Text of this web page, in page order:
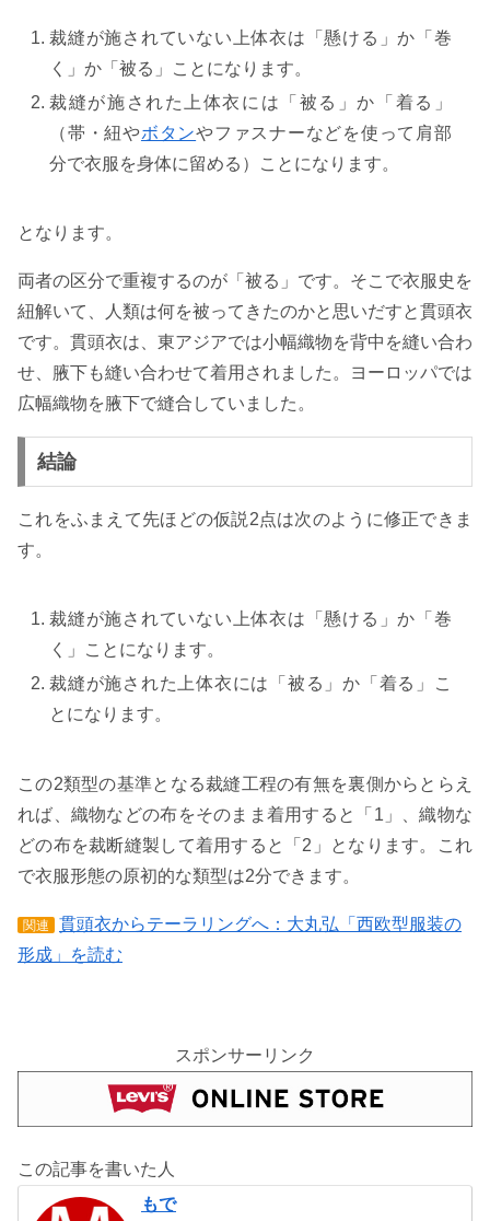
裁縫が施されていない上体衣は「懸ける」か「巻
く」か「被る」ことになります。
裁縫が施された上体衣には「被る」か「着る」
（帯・紐やボタンやファスナーなどを使って肩部
分で衣服を身体に留める）ことになります。
となります。
両者の区分で重複するのが「被る」です。そこで衣服史を
紐解いて、人類は何を被ってきたのかと思いだすと貫頭衣
です。貫頭衣は、東アジアでは小幅織物を背中を縫い合わ
せ、腋下も縫い合わせて着用されました。ヨーロッパでは
広幅織物を腋下で縫合していました。
結論
これをふまえて先ほどの仮説2点は次のように修正できま
す。
裁縫が施されていない上体衣は「懸ける」か「巻
く」ことになります。
裁縫が施された上体衣には「被る」か「着る」こ
とになります。
この2類型の基準となる裁縫工程の有無を裏側からとらえ
れば、織物などの布をそのまま着用すると「1」、織物な
どの布を裁断縫製して着用すると「2」となります。これ
で衣服形態の原初的な類型は2分できます。
関連
貫頭衣からテーラリングへ：大丸弘「西欧型服装の
形成」を読む
スポンサーリンク
この記事を書いた人
もで